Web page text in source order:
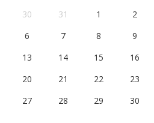
30
31 1 2
6
7 8 9
13
14 15 16
20
21 22 23
27
28 29 30